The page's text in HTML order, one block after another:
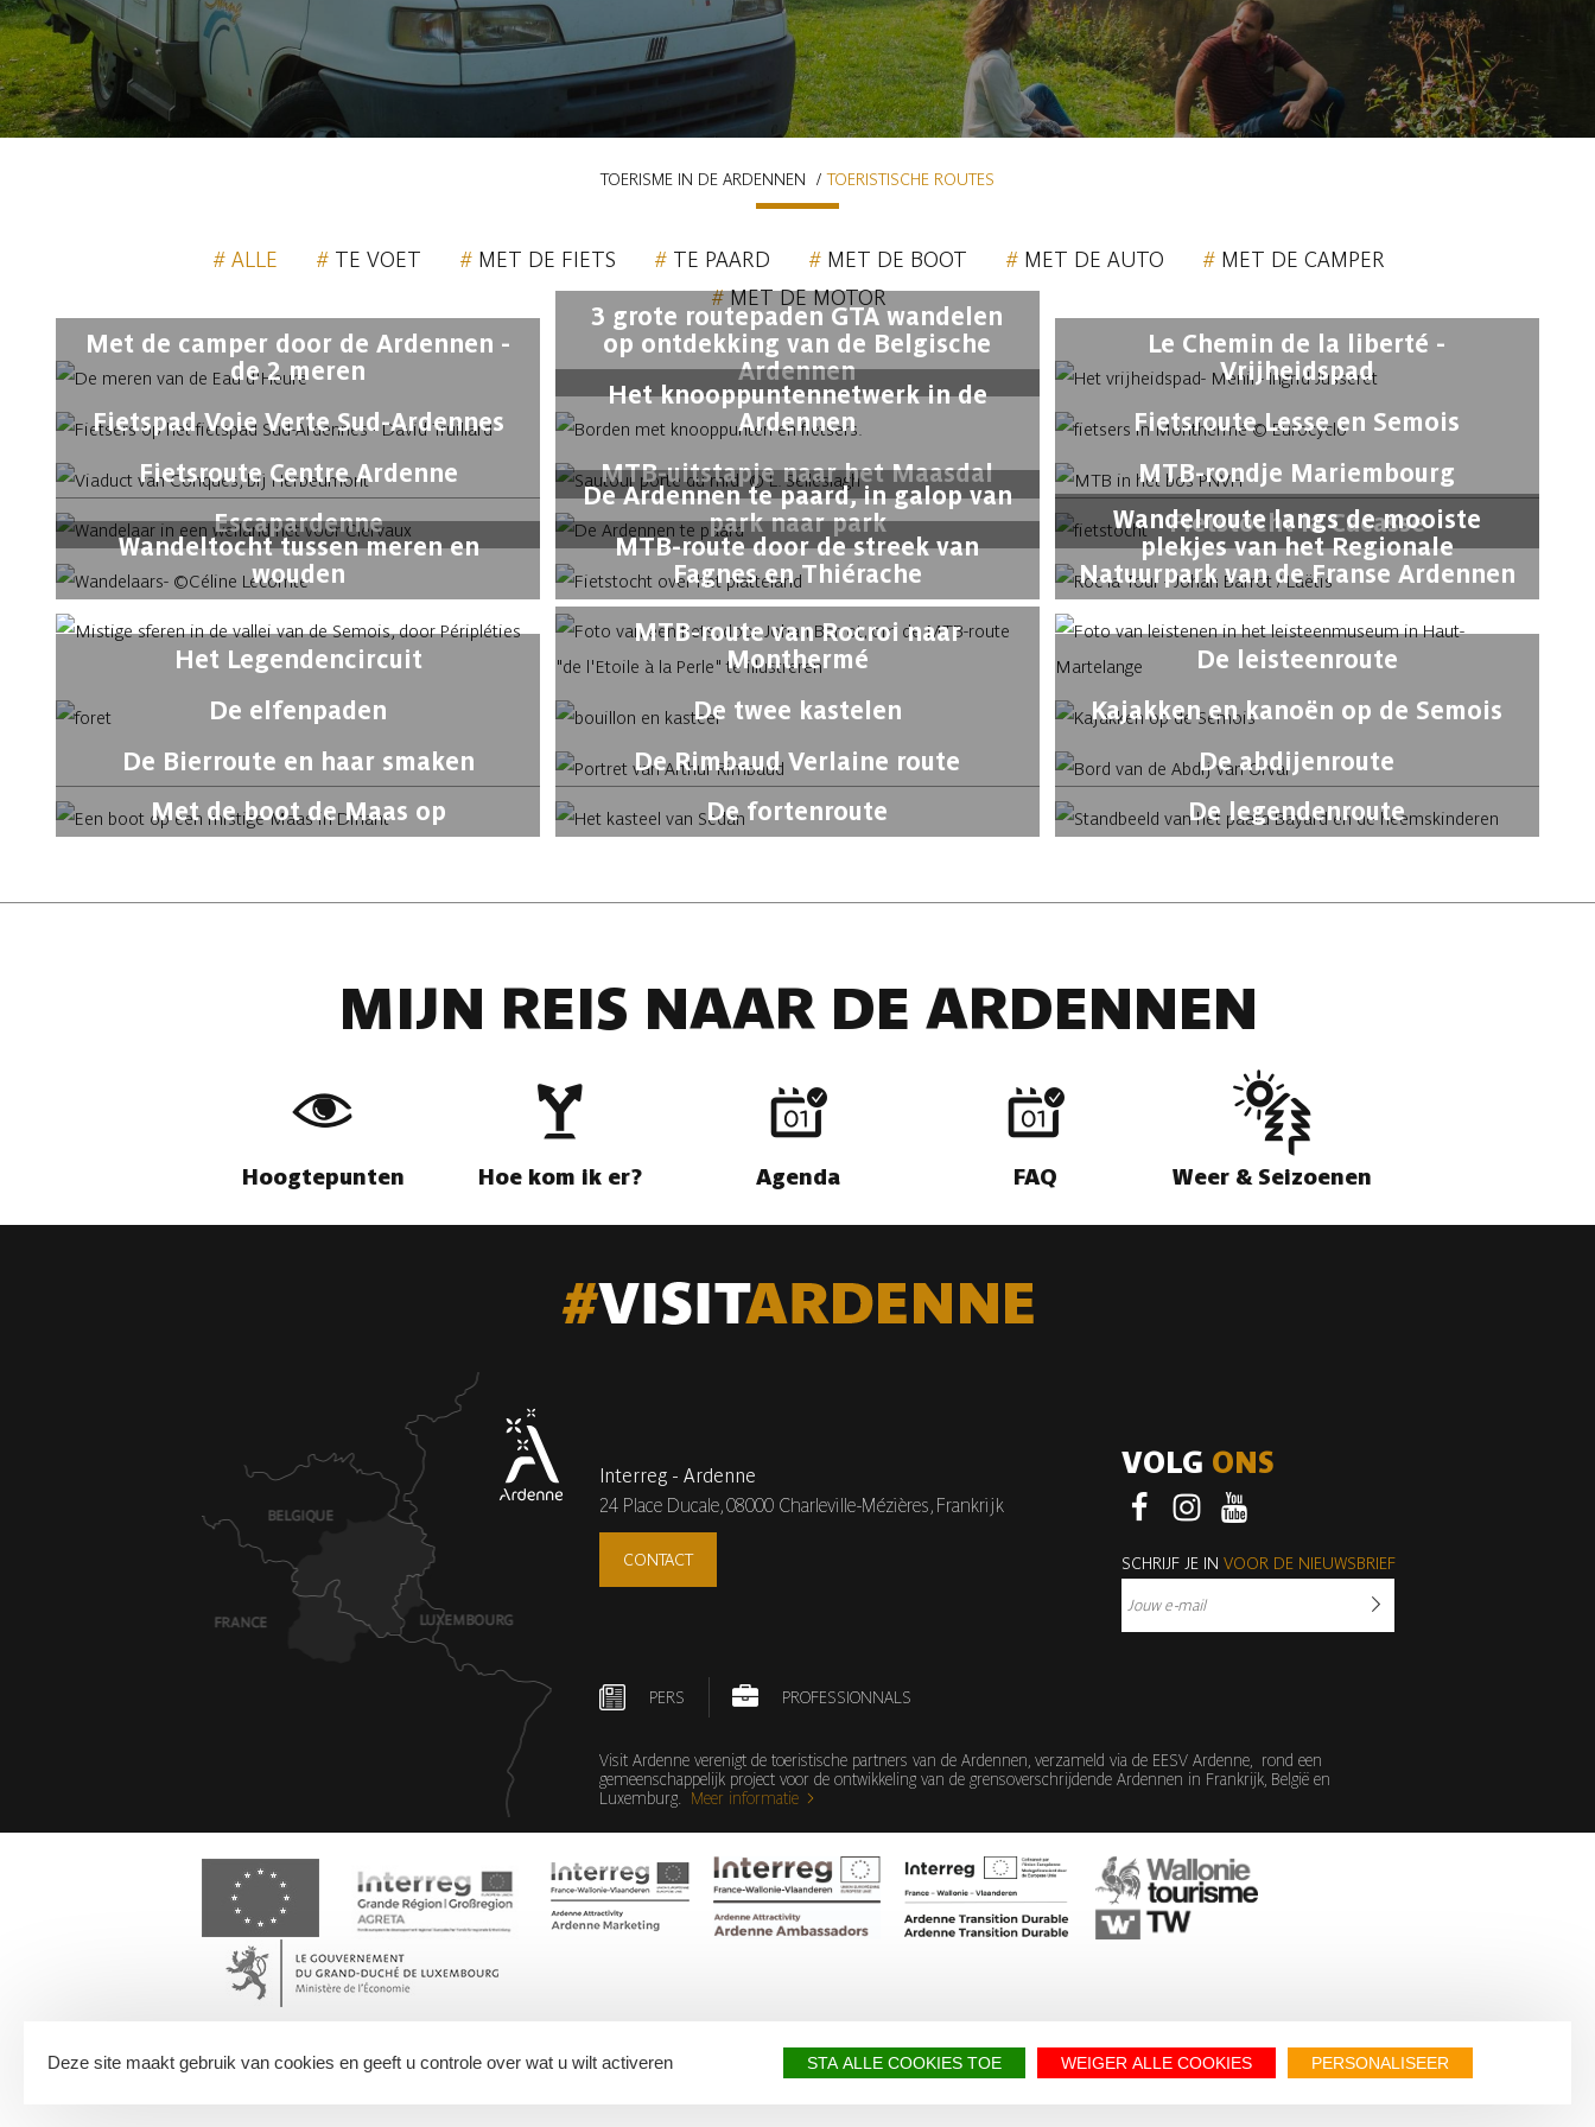
TOERISME IN DE ARDENNEN TOERISTISCHE ROUTES
ALLE TE VOET MET DE FIETS TE PAARD MET DE BOOT MET DE AUTO
MET DE CAMPER
MET DE MOTOR
Met de camper door de Ardennen -
de 2 meren
3 grote routepaden GTA wandelen
op ontdekking van de Belgische
Ardennen
Le Chemin de la liberté -
Vrijheidspad
Fietspad Voie Verte Sud-Ardennes
Het knooppuntennetwerk in de
Ardennen
Fietsroute Lesse en Semois
Fietsroute Centre Ardenne
MTB-uitstapje naar het Maasdal
MTB-rondje Mariembourg
Escapardenne
De Ardennen te paard, in galop van
park naar park
Fietstocht la Cacasse
Wandeltocht tussen meren en
wouden
MTB-route door de streek van
Fagnes en Thiérache
Wandelroute langs de mooiste
plekjes van het Regionale
Natuurpark van de Franse Ardennen
Het Legendencircuit
MTB-route van Rocroi naar
Monthermé
De leisteenroute
De elfenpaden
De twee kastelen
Kajakken en kanoën op de Semois
De Bierroute en haar smaken
De Rimbaud Verlaine route
De abdijenroute
Met de boot de Maas op
De fortenroute De legendenroute
MIJN REIS NAAR DE ARDENNEN
Hoogtepunten Hoe kom ik er? Agenda FAQ Weer & Seizoenen
Interreg - Ardenne
24 Place Ducale,08000 Charleville-Mézières, Frankrijk
CONTACT
VOLG ONS
SCHRIJF JE IN VOOR DE NIEUWSBRIEF
PERS PROFESSIONNALS
Visit Ardenne verenigt de toeristische partners van de Ardennen, verzameld via de EESV Ardenne, rond een
gemeenschappelijk project voor de ontwikkeling van de grensoverschrijdende Ardennen in Frankrijk, België en
Luxemburg. Meer informatie
Deze site maakt gebruik van cookies en geeft u controle over wat u wilt activeren STA ALLE COOKIES TOE WEIGER ALLE COOKIES PERSONALISEER